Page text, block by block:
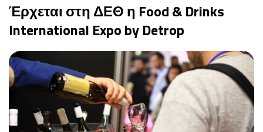
Έρχεται στη ΔΕΘ η Food & Drinks
International Expo by Detrop